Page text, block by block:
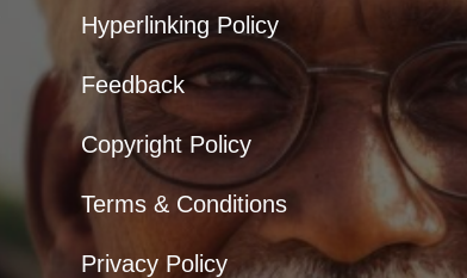
Hyperlinking Policy
Feedback
Copyright Policy
Terms & Conditions
Privacy Policy